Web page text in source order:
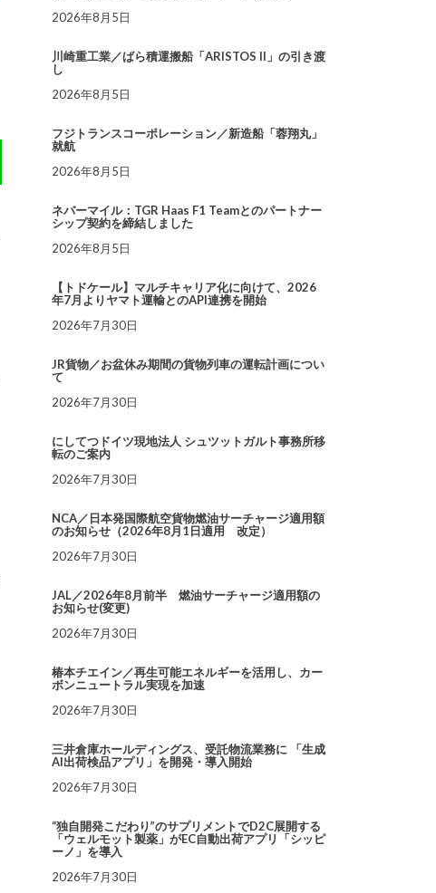
2026年8月5日
川崎重工業／ばら積運搬船「ARISTOS II」の引き渡
し
2026年8月5日
フジトランスコーポレーション／新造船「蓉翔丸」
就航
2026年8月5日
ネバーマイル：TGR Haas F1 Teamとのパートナー
シップ契約を締結しました
2026年8月5日
【トドケール】マルチキャリア化に向けて、2026
年7月よりヤマト運輸とのAPI連携を開始
2026年7月30日
JR貨物／お盆休み期間の貨物列車の運転計画につい
て
2026年7月30日
にしてつドイツ現地法人 シュツットガルト事務所移
転のご案内
2026年7月30日
NCA／日本発国際航空貨物燃油サーチャージ適用額
のお知らせ（2026年8月1日適用 改定）
2026年7月30日
JAL／2026年8月前半 燃油サーチャージ適用額の
お知らせ(変更)
2026年7月30日
椿本チエイン／再生可能エネルギーを活用し、カー
ボンニュートラル実現を加速
2026年7月30日
三井倉庫ホールディングス、受託物流業務に 「生成
AI出荷検品アプリ」を開発・導入開始
2026年7月30日
“独自開発こだわり”のサプリメントでD2C展開する
「ウェルモット製薬」がEC自動出荷アプリ「シッピ
ーノ」を導入
2026年7月30日